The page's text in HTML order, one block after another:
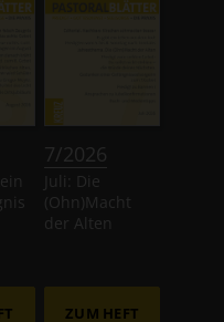
7/2026
Juli: Die
(Ohn)Macht
der Alten
ZUM HEFT